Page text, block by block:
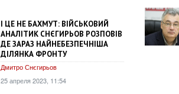
І ЦЕ НЕ БАХМУТ: ВІЙСЬКОВИЙ
АНАЛІТИК СНЄГИРЬОВ РОЗПОВІВ
ДЕ ЗАРАЗ НАЙНЕБЕЗПЕЧНІША
ДІЛЯНКА ФРОНТУ
Дмитро Снєгирьов
25 апреля 2023, 11:54